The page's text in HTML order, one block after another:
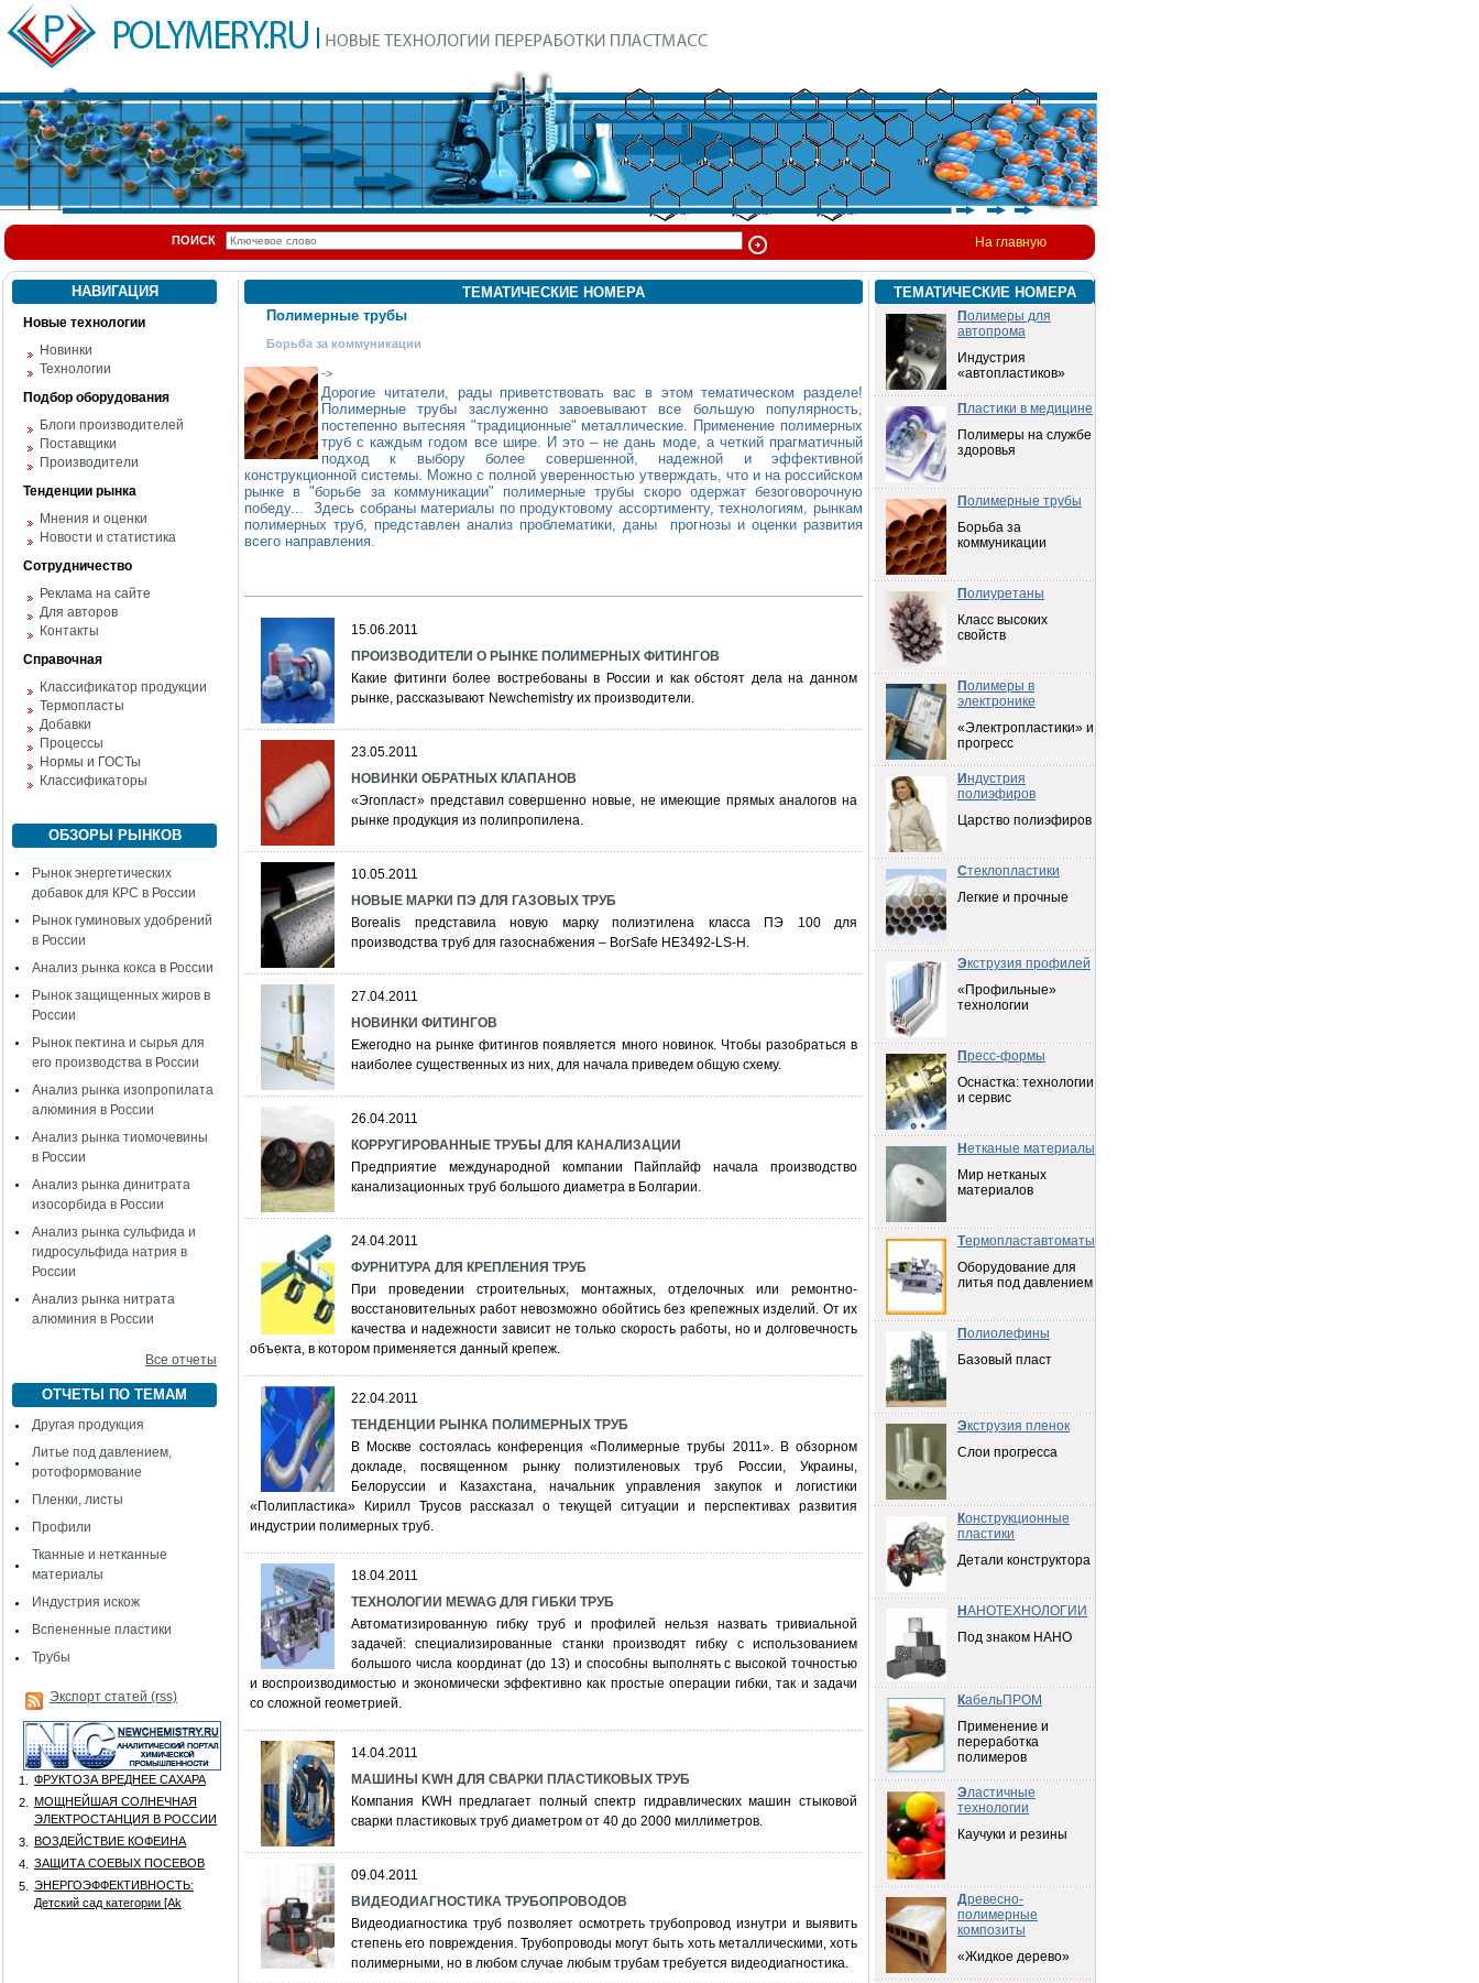
ПОИСК На главную
НАВИГАЦИЯ
Новые технологии
Новинки
Технологии
Подбор оборудования
Блоги производителей
Поставщики
Производители
Тенденции рынка
Мнения и оценки
Новости и статистика
Сотрудничество
Реклама на сайте
Для авторов
Контакты
Справочная
Классификатор продукции
Термопласты
Добавки
Процессы
Нормы и ГОСТы
Классификаторы
ОБЗОРЫ РЫНКОВ
Рынок энергетических
добавок для КРС в России
Рынок гуминовых удобрений
в России
Анализ рынка кокса в России
Рынок защищенных жиров в
России
Рынок пектина и сырья для
его производства в России
Анализ рынка изопропилата
алюминия в России
Анализ рынка тиомочевины
в России
Анализ рынка динитрата
изосорбида в России
Анализ рынка сульфида и
гидросульфида натрия в
России
Анализ рынка нитрата
алюминия в России
Все отчеты
ОТЧЕТЫ ПО ТЕМАМ
Другая продукция
Литье под давлением,
ротоформование
Пленки, листы
Профили
Тканные и нетканные
материалы
Индустрия искож
Вспененные пластики
Трубы
Экспорт статей (rss)
1.
ФРУКТОЗА ВРЕДНЕЕ САХАРА
2.
МОЩНЕЙШАЯ СОЛНЕЧНАЯ
ЭЛЕКТРОСТАНЦИЯ В РОССИИ
3.
ВОЗДЕЙСТВИЕ КОФЕИНА
4.
ЗАЩИТА СОЕВЫХ ПОСЕВОВ
5.
ЭНЕРГОЭФФЕКТИВНОСТЬ:
Детский сад категории [Аk
ТЕМАТИЧЕСКИЕ НОМЕРА
Полимерные трубы
Борьба за коммуникации
->
Дорогие читатели, рады приветствовать вас в этом тематическом разделе!
Полимерные трубы заслуженно завоевывают все большую популярность,
постепенно вытесняя "традиционные" металлические. Применение полимерных
труб с каждым годом все шире. И это – не дань моде, а четкий прагматичный
подход к выбору более совершенной, надежной и эффективной
конструкционной системы. Можно с полной уверенностью утверждать, что и на российском
рынке в "борьбе за коммуникации" полимерные трубы скоро одержат безоговорочную
победу... Здесь собраны материалы по продуктовому ассортименту, технологиям, рынкам
полимерных труб, представлен анализ проблематики, даны прогнозы и оценки развития
всего направления.
15.06.2011
ПРОИЗВОДИТЕЛИ О РЫНКЕ ПОЛИМЕРНЫХ ФИТИНГОВ
Какие фитинги более востребованы в России и как обстоят дела на данном
рынке, рассказывают Newchemistry их производители.
23.05.2011
НОВИНКИ ОБРАТНЫХ КЛАПАНОВ
«Эгопласт» представил совершенно новые, не имеющие прямых аналогов на
рынке продукция из полипропилена.
10.05.2011
НОВЫЕ МАРКИ ПЭ ДЛЯ ГАЗОВЫХ ТРУБ
Borealis представила новую марку полиэтилена класса ПЭ 100 для
производства труб для газоснабжения – BorSafe HE3492-LS-H.
27.04.2011
НОВИНКИ ФИТИНГОВ
Ежегодно на рынке фитингов появляется много новинок. Чтобы разобраться в
наиболее существенных из них, для начала приведем общую схему.
26.04.2011
КОРРУГИРОВАННЫЕ ТРУБЫ ДЛЯ КАНАЛИЗАЦИИ
Предприятие международной компании Пайплайф начала производство
канализационных труб большого диаметра в Болгарии.
24.04.2011
ФУРНИТУРА ДЛЯ КРЕПЛЕНИЯ ТРУБ
При проведении строительных, монтажных, отделочных или ремонтно-
восстановительных работ невозможно обойтись без крепежных изделий. От их
качества и надежности зависит не только скорость работы, но и долговечность
объекта, в котором применяется данный крепеж.
22.04.2011
ТЕНДЕНЦИИ РЫНКА ПОЛИМЕРНЫХ ТРУБ
В Москве состоялась конференция «Полимерные трубы 2011». В обзорном
докладе, посвященном рынку полиэтиленовых труб России, Украины,
Белоруссии и Казахстана, начальник управления закупок и логистики
«Полипластика» Кирилл Трусов рассказал о текущей ситуации и перспективах развития
индустрии полимерных труб.
18.04.2011
ТЕХНОЛОГИИ MEWAG ДЛЯ ГИБКИ ТРУБ
Автоматизированную гибку труб и профилей нельзя назвать тривиальной
задачей: специализированные станки производят гибку с использованием
большого числа координат (до 13) и способны выполнять с высокой точностью
и воспроизводимостью и экономически эффективно как простые операции гибки, так и задачи
со сложной геометрией.
14.04.2011
МАШИНЫ KWH ДЛЯ СВАРКИ ПЛАСТИКОВЫХ ТРУБ
Компания KWH предлагает полный спектр гидравлических машин стыковой
сварки пластиковых труб диаметром от 40 до 2000 миллиметров.
09.04.2011
ВИДЕОДИАГНОСТИКА ТРУБОПРОВОДОВ
Видеодиагностика труб позволяет осмотреть трубопровод изнутри и выявить
степень его повреждения. Трубопроводы могут быть хоть металлическими, хоть
полимерными, но в любом случае любым трубам требуется видеодиагностика.
ТЕМАТИЧЕСКИЕ НОМЕРА
Полимеры для
автопрома
Индустрия
«автопластиков»
Пластики в медицине
Полимеры на службе
здоровья
Полимерные трубы
Борьба за
коммуникации
Полиуретаны
Класс высоких
свойств
Полимеры в
электронике
«Электропластики» и
прогресс
Индустрия
полиэфиров
Царство полиэфиров
Стеклопластики
Легкие и прочные
Экструзия профилей
«Профильные»
технологии
Пресс-формы
Оснастка: технологии
и сервис
Н етканые материалы
Мир нетканых
материалов
Термопластавтоматы
Оборудование для
литья под давлением
Полиолефины
Базовый пласт
Экструзия пленок
Слои прогресса
Конструкционные
пластики
Детали конструктора
Н АНОТЕХНОЛОГИИ
Под знаком НАНО
КабельПРОМ
Применение и
переработка
полимеров
Эластичные
технологии
Каучуки и резины
Древесно-
полимерные
композиты
«Жидкое дерево»